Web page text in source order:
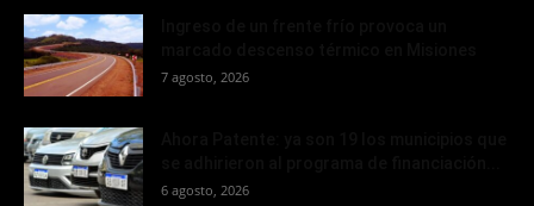
7 agosto, 2026
6 agosto, 2026